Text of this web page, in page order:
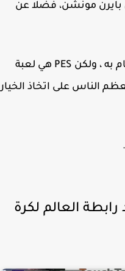
مونشن، فضلا عن
الفيفا لديه المزيد من الأشياء للقيام به ، ولكن PES هي لعبة
على اتخاذ الخيار
العالم لكرة